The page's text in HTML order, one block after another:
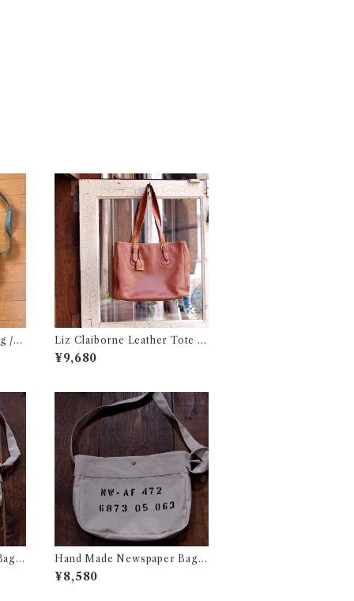
/リ
古
Liz Claiborne Leather Tote B
ag / リズ クレイボーン レザー ト
ートバック 古着
¥9,680
#
パ
Hand Made Newspaper Bag #
2 / ハンド メイド ニュースペーパ
ー バック
¥8,580